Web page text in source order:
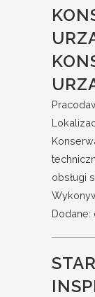
obsługi
Dodane: